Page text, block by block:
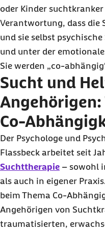
oder Kinder
Verantwortung, dass die
und sie selbst
und unter der
Sie werden „co-
Sucht und
Angehörigen:
Co-
Der Psychologe und
Flassbeck arbeitet seit
Suchttherapie – sowohl
als auch in eigener
beim Thema Co-
Angehörigen von
traumatisierten,